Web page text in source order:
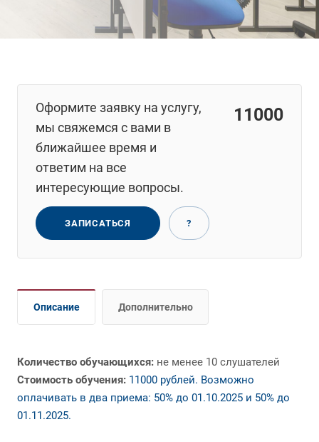
Оформите заявку на услугу,
мы свяжемся с вами в
ближайшее время и
ответим на все
интересующие вопросы.
11000
ЗАПИСАТЬСЯ ?
Описание Дополнительно
Количество обучающихся: не менее 10 слушателей
Стоимость обучения: 11000 рублей. Возможно
оплачивать в два приема: 50% до 01.10.2025 и 50% до
01.11.2025.